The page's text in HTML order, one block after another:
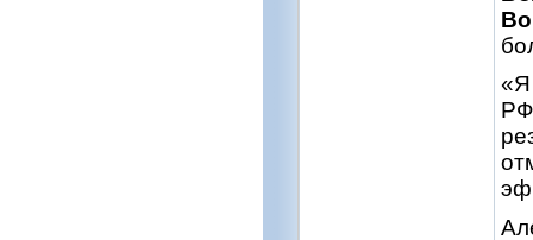
«Я
РФ